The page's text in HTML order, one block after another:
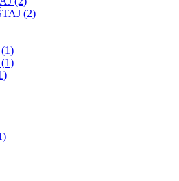
utrosku dodijeljenih sredstava
podrinjskog kantona Gorazde po
Bosansko-podrinjskom kantonu